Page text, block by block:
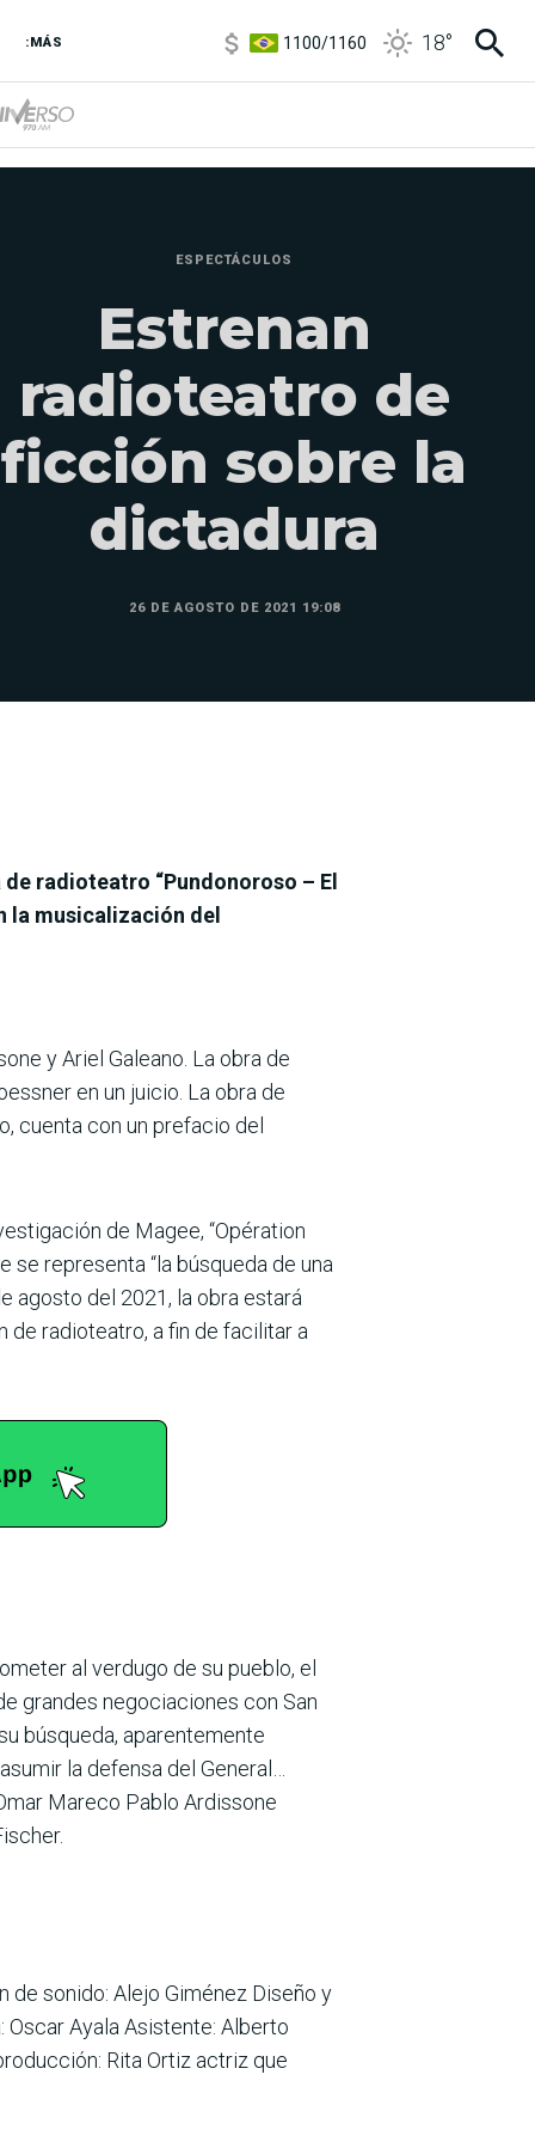
:MÁS
3,8/4
18°
ESPECTÁCULOS
Estrenan
radioteatro de
ficción sobre la
dictadura
26 DE AGOSTO DE 2021 19:08
radioteatro “Pundonoroso – El
la musicalización del
y Ariel Galeano. La obra de
en un juicio. La obra de
cuenta con un prefacio del
de Magee, “Opération
se representa “la búsqueda de una
agosto del 2021, la obra estará
de radioteatro, a fin de facilitar a
al verdugo de su pueblo, el
grandes negociaciones con San
búsqueda, aparentemente
la defensa del General…
Mareco Pablo Ardissone
de sonido: Alejo Giménez Diseño y
Oscar Ayala Asistente: Alberto
Rita Ortiz actriz que